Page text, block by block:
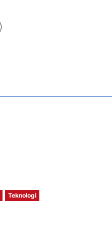
Teknologi